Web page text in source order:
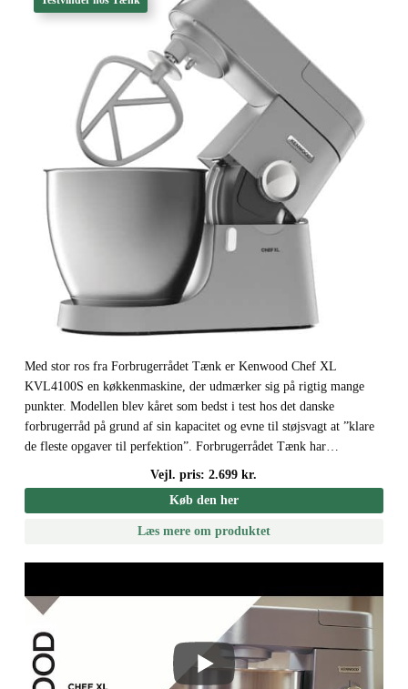
Med stor ros fra Forbrugerrådet Tænk er Kenwood Chef XL
KVL4100S en køkkenmaskine, der udmærker sig på rigtig mange
punkter. Modellen blev kåret som bedst i test hos det danske
forbrugerråd på grund af sin kapacitet og evne til støjsvagt at ”klare
de fleste opgaver til perfektion”. Forbrugerrådet Tænk har…
Vejl. pris: 2.699 kr.
Køb den her
Læs mere om produktet